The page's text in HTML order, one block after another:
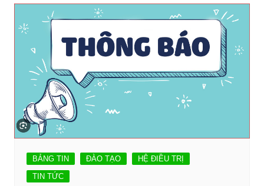
BẢNG TIN ĐÀO TẠO
HỆ ĐIỀU TRỊ
TIN TỨC